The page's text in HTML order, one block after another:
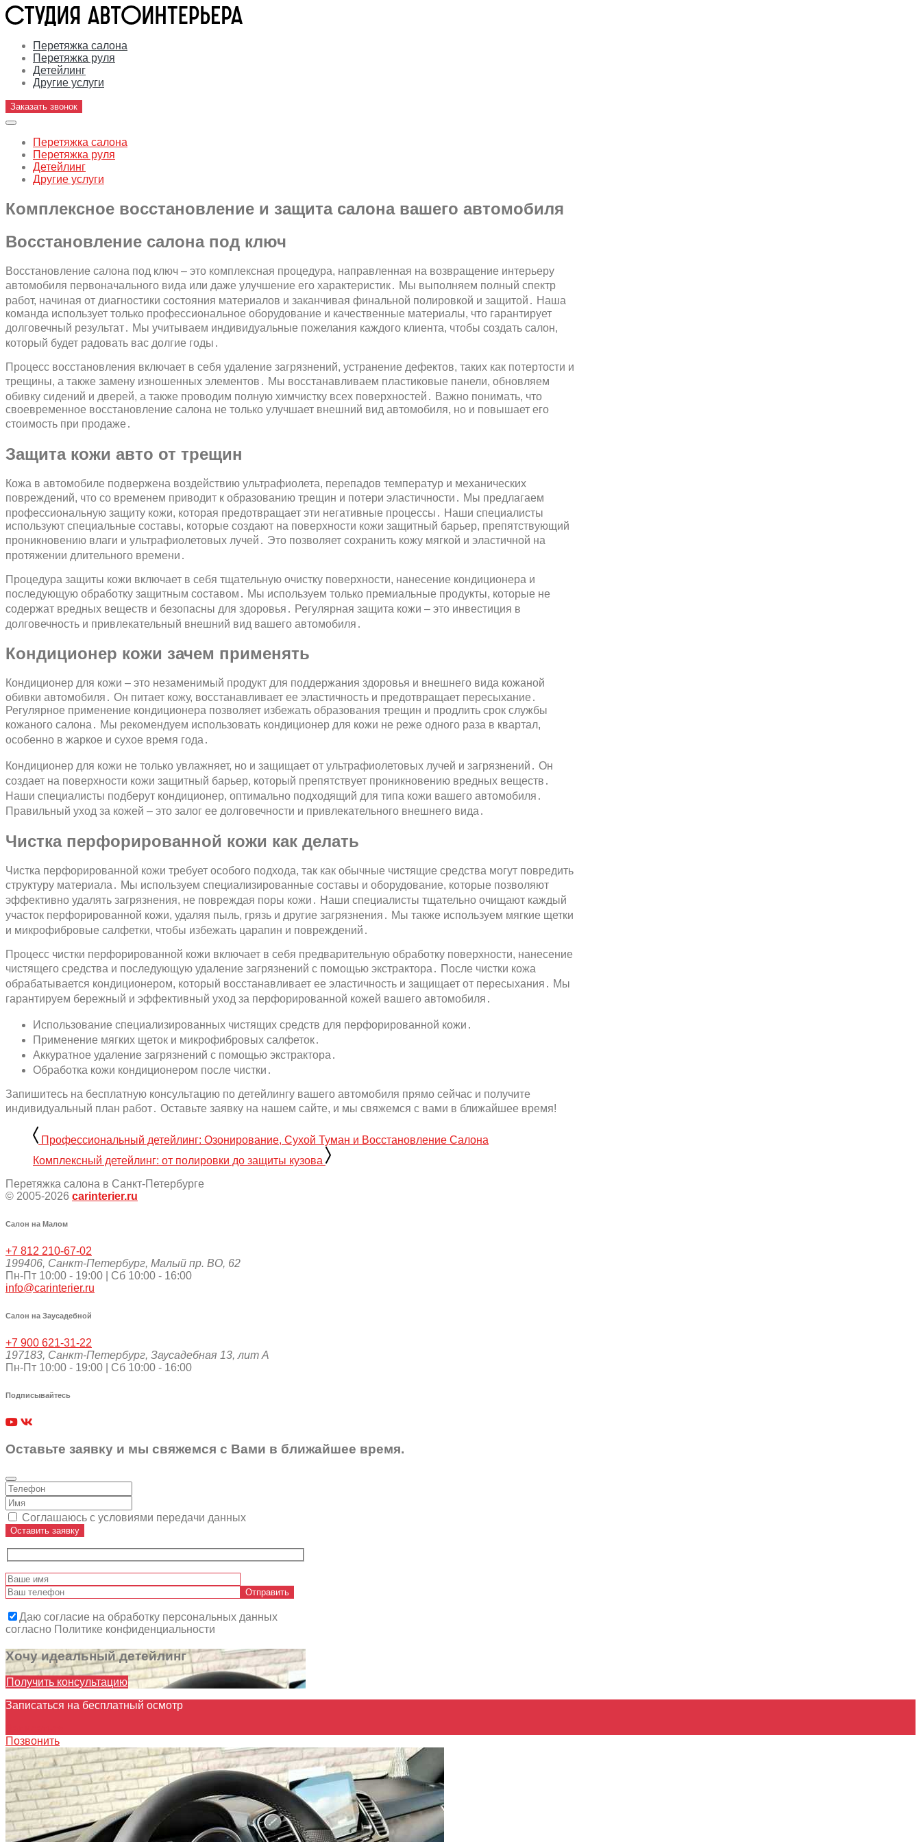
Перетяжка салона
Перетяжка руля
Детейлинг
Другие услуги
Заказать звонок
Перетяжка салона
Перетяжка руля
Детейлинг
Другие услуги
Комплексное восстановление и защита салона вашего автомобиля
Восстановление салона под ключ
Восстановление салона под ключ – это комплексная процедура, направленная на возвращение интерьеру
автомобиля первоначального вида или даже улучшение его характеристик․ Мы выполняем полный спектр
работ, начиная от диагностики состояния материалов и заканчивая финальной полировкой и защитой․ Наша
команда использует только профессиональное оборудование и качественные материалы, что гарантирует
долговечный результат․ Мы учитываем индивидуальные пожелания каждого клиента, чтобы создать салон,
который будет радовать вас долгие годы․
Процесс восстановления включает в себя удаление загрязнений, устранение дефектов, таких как потертости и
трещины, а также замену изношенных элементов․ Мы восстанавливаем пластиковые панели, обновляем
обивку сидений и дверей, а также проводим полную химчистку всех поверхностей․ Важно понимать, что
своевременное восстановление салона не только улучшает внешний вид автомобиля, но и повышает его
стоимость при продаже․
Защита кожи авто от трещин
Кожа в автомобиле подвержена воздействию ультрафиолета, перепадов температур и механических
повреждений, что со временем приводит к образованию трещин и потери эластичности․ Мы предлагаем
профессиональную защиту кожи, которая предотвращает эти негативные процессы․ Наши специалисты
используют специальные составы, которые создают на поверхности кожи защитный барьер, препятствующий
проникновению влаги и ультрафиолетовых лучей․ Это позволяет сохранить кожу мягкой и эластичной на
протяжении длительного времени․
Процедура защиты кожи включает в себя тщательную очистку поверхности, нанесение кондиционера и
последующую обработку защитным составом․ Мы используем только премиальные продукты, которые не
содержат вредных веществ и безопасны для здоровья․ Регулярная защита кожи – это инвестиция в
долговечность и привлекательный внешний вид вашего автомобиля․
Кондиционер кожи зачем применять
Кондиционер для кожи – это незаменимый продукт для поддержания здоровья и внешнего вида кожаной
обивки автомобиля․ Он питает кожу, восстанавливает ее эластичность и предотвращает пересыхание․
Регулярное применение кондиционера позволяет избежать образования трещин и продлить срок службы
кожаного салона․ Мы рекомендуем использовать кондиционер для кожи не реже одного раза в квартал,
особенно в жаркое и сухое время года․
Кондиционер для кожи не только увлажняет, но и защищает от ультрафиолетовых лучей и загрязнений․ Он
создает на поверхности кожи защитный барьер, который препятствует проникновению вредных веществ․
Наши специалисты подберут кондиционер, оптимально подходящий для типа кожи вашего автомобиля․
Правильный уход за кожей – это залог ее долговечности и привлекательного внешнего вида․
Чистка перфорированной кожи как делать
Чистка перфорированной кожи требует особого подхода, так как обычные чистящие средства могут повредить
структуру материала․ Мы используем специализированные составы и оборудование, которые позволяют
эффективно удалять загрязнения, не повреждая поры кожи․ Наши специалисты тщательно очищают каждый
участок перфорированной кожи, удаляя пыль, грязь и другие загрязнения․ Мы также используем мягкие щетки
и микрофибровые салфетки, чтобы избежать царапин и повреждений․
Процесс чистки перфорированной кожи включает в себя предварительную обработку поверхности, нанесение
чистящего средства и последующую удаление загрязнений с помощью экстрактора․ После чистки кожа
обрабатывается кондиционером, который восстанавливает ее эластичность и защищает от пересыхания․ Мы
гарантируем бережный и эффективный уход за перфорированной кожей вашего автомобиля․
Использование специализированных чистящих средств для перфорированной кожи․
Применение мягких щеток и микрофибровых салфеток․
Аккуратное удаление загрязнений с помощью экстрактора․
Обработка кожи кондиционером после чистки․
Запишитесь на бесплатную консультацию по детейлингу вашего автомобиля прямо сейчас и получите
индивидуальный план работ․ Оставьте заявку на нашем сайте, и мы свяжемся с вами в ближайшее время!
Профессиональный детейлинг: Озонирование, Сухой Туман и Восстановление Салона
Комплексный детейлинг: от полировки до защиты кузова
Перетяжка салона в Санкт-Петербурге
© 2005-2026 carinterier.ru
Салон на Малом
+7 812 210-67-02
199406, Санкт-Петербург, Малый пр. ВО, 62
Пн-Пт 10:00 - 19:00 | Сб 10:00 - 16:00
info@carinterier.ru
Салон на Заусадебной
+7 900 621-31-22
197183, Санкт-Петербург, Заусадебная 13, лит А
Пн-Пт 10:00 - 19:00 | Сб 10:00 - 16:00
Подписывайтесь
Оставьте заявку и мы свяжемся с Вами в ближайшее время.
Соглашаюсь с условиями передачи данных
Оставить заявку
Даю согласие на обработку персональных данных
согласно Политике конфиденциальности
Хочу идеальный детейлинг
Получить консультацию
Записаться на бесплатный осмотр
Позвонить